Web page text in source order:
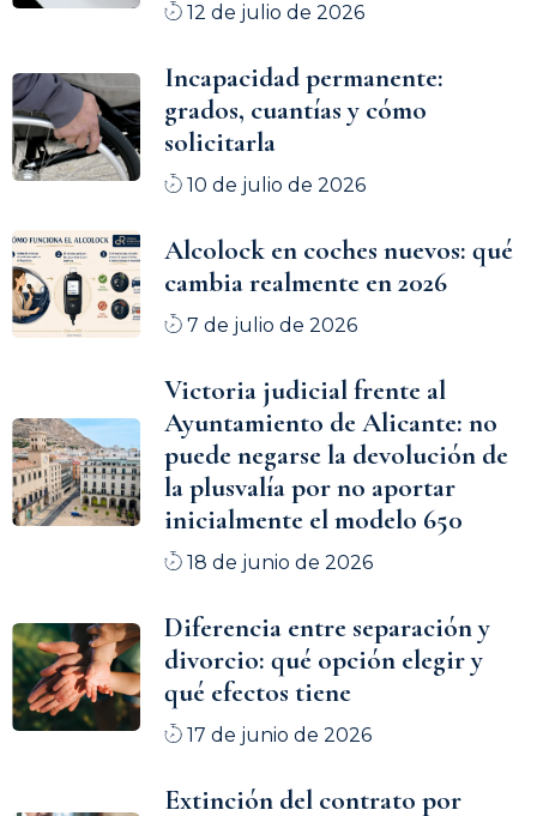
12 de julio de 2026
Incapacidad permanente:
grados, cuantías y cómo
solicitarla
10 de julio de 2026
Alcolock en coches nuevos: qué
cambia realmente en 2026
7 de julio de 2026
Victoria judicial frente al
Ayuntamiento de Alicante: no
puede negarse la devolución de
la plusvalía por no aportar
inicialmente el modelo 650
18 de junio de 2026
Diferencia entre separación y
divorcio: qué opción elegir y
qué efectos tiene
17 de junio de 2026
Extinción del contrato por